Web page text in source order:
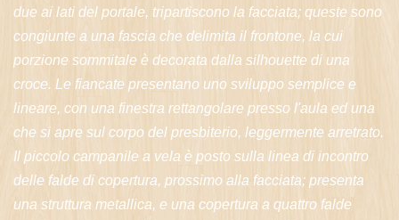
due ai lati del portale, tripartiscono la facciata; queste sono
congiunte a una fascia che delimita il frontone, la cui
porzione sommitale è decorata dalla silhouette di una
croce. Le fiancate presentano uno sviluppo semplice e
lineare, con una finestra rettangolare presso l'aula ed una
che si apre sul corpo del presbiterio, leggermente arretrato.
Il piccolo campanile a vela è posto sulla linea di incontro
delle falde di copertura, prossimo alla facciata; presenta
una struttura metallica, e una copertura a quattro falde